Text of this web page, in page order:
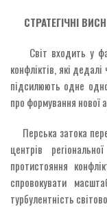
СТРАТЕГІЧНІ
Світ входить у
конфліктів, які
підсилюють одне
про формування нової
Перська затока
центрів
протистояння
спровокувати
турбулентність